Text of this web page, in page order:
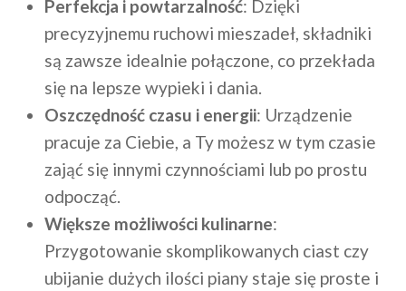
Perfekcja i powtarzalność: Dzięki
precyzyjnemu ruchowi mieszadeł, składniki
są zawsze idealnie połączone, co przekłada
się na lepsze wypieki i dania.
Oszczędność czasu i energii: Urządzenie
pracuje za Ciebie, a Ty możesz w tym czasie
zająć się innymi czynnościami lub po prostu
odpocząć.
Większe możliwości kulinarne:
Przygotowanie skomplikowanych ciast czy
ubijanie dużych ilości piany staje się proste i